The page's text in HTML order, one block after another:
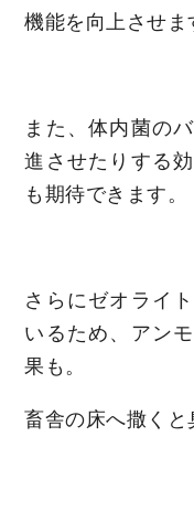
機能を向上させま
また、体内菌の
進させたりする
も期待できます。
さらにゼオライ
いるため、アン
果も。
畜舎の床へ撒くと